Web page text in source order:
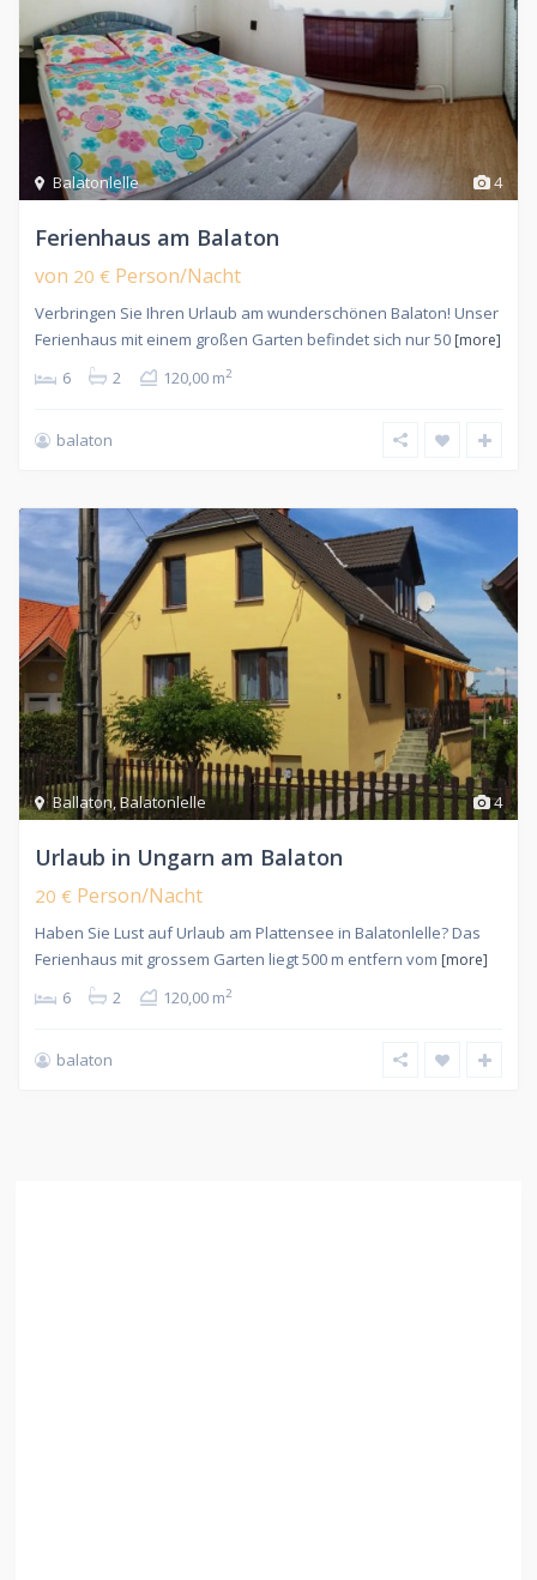
4
Balatonlelle
Ferienhaus am Balaton
von 20 € Person/Nacht
Verbringen Sie Ihren Urlaub am wunderschönen Balaton! Unser
Ferienhaus mit einem großen Garten befindet sich nur 50 [more]
6 2 120,00 m2
balaton
4
Ballaton,Balatonlelle
Urlaub in Ungarn am Balaton
20 € Person/Nacht
Haben Sie Lust auf Urlaub am Plattensee in Balatonlelle? Das
Ferienhaus mit grossem Garten liegt 500 m entfern vom [more]
6 2 120,00 m2
balaton